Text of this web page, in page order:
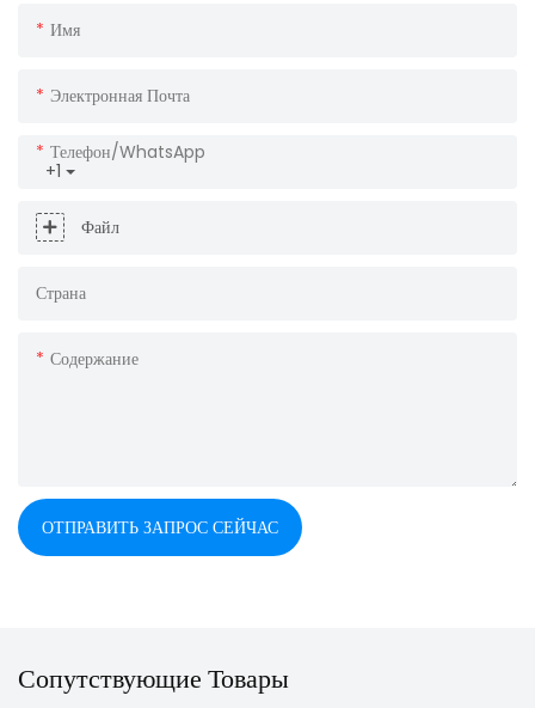
Имя
Электронная Почта
+1
Телефон/WhatsApp
Файл
Страна
Содержание
ОТПРАВИТЬ ЗАПРОС СЕЙЧАС
Сопутствующие Товары